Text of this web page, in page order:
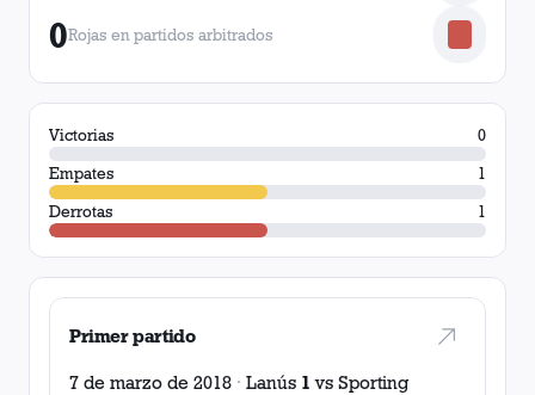
0Rojas en partidos arbitrados
Victorias
0
Empates
1
Derrotas
1
Primer partido
7 de marzo de 2018 · Lanús 1 vs Sporting